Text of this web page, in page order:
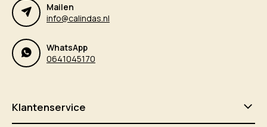
Mailen
info@calindas.nl
WhatsApp
0641045170
Klantenservice